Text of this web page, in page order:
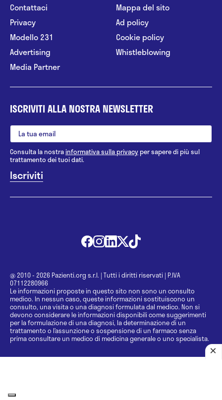
Contattaci
Privacy
Modello 231
Advertising
Media Partner
Mappa del sito
Ad policy
Cookie policy
Whistleblowing
ISCRIVITI ALLA NOSTRA NEWSLETTER
Consulta la nostrainformativa sulla privacy per sapere di più sul
trattamento dei tuoi dati.
@ 2010 - 2026 Pazienti.org s.r.l. | Tutti i diritti riservati | P.IVA
07112280966
Le informazioni proposte in questo sito non sono un consulto
medico. In nessun caso, queste informazioni sostituiscono un
consulto, una visita o una diagnosi formulata dal medico. Non si
devono considerare le informazioni disponibili come suggerimenti
per la formulazione di una diagnosi, la determinazione di un
trattamento o l’assunzione o sospensione di un farmaco senza
prima consultare un medico di medicina generale o uno specialista.